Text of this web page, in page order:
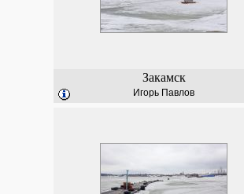
Закамск
Игорь Павлов